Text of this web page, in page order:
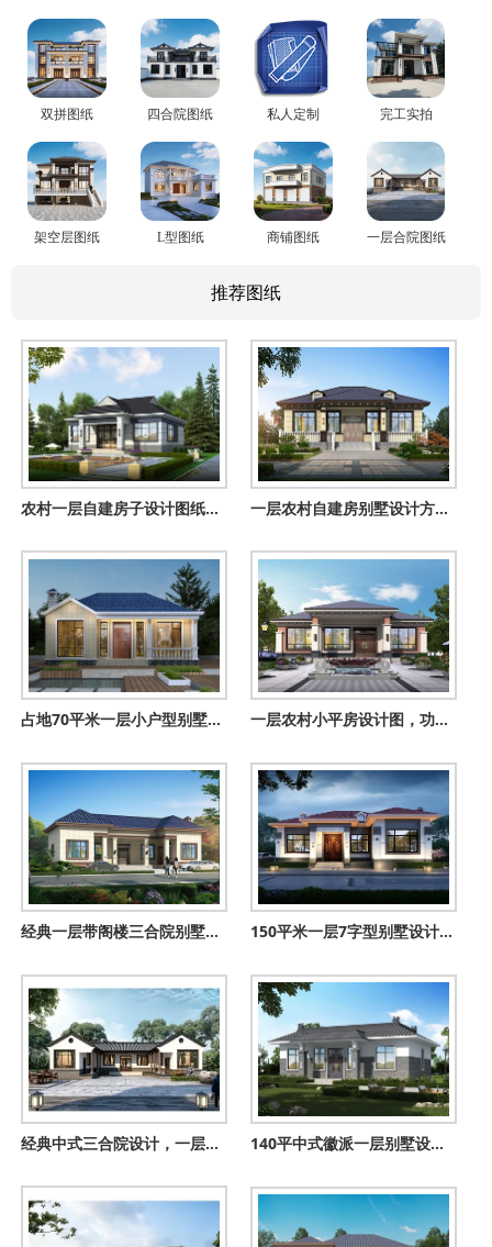
双拼图纸 四合院图纸 私人定制 完工实拍
架空层图纸 L型图纸 商铺图纸 一层合院图纸
推荐图纸
农村一层自建房子设计图纸及效果图，户型方正 一层农村自建房别墅设计方案，左右对称布局好
占地70平米一层小户型别墅设计图，功能齐全造价低，耐看实用 一层农村小平房设计图，功能齐全造价低，两款户型可选
经典一层带阁楼三合院别墅设计图，18米乘9.5米 150平米一层7字型别墅设计方案，功能齐全舒适简约，设计感十足
经典中式三合院设计，一层空间实用大气，轻松实现理想家园！ 140平中式徽派一层别墅设计图，一层照样建这样漂亮